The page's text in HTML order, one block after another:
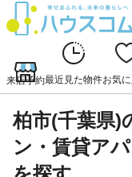
来店予約最近見た物件お気に
柏市(千葉県)
ン・賃貸ア